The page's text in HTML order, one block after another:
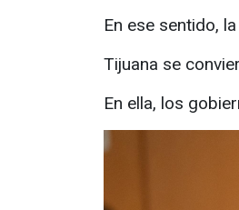
En ese sentido,
Tijuana se
En ella, los